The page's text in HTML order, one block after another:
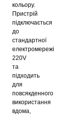
кольору.
Пристрій
підключається
до
стандартної
електромережі
220V
та
підходить
для
повсякденного
використання
вдома,